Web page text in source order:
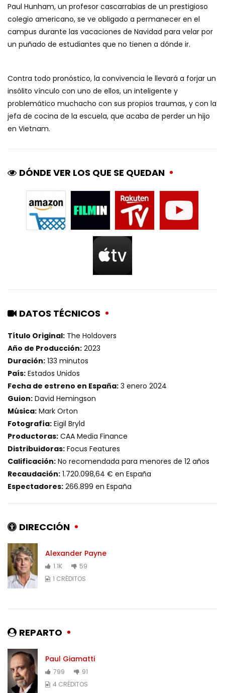
Paul Hunham, un profesor cascarrabias de un prestigioso
colegio americano, se ve obligado a permanecer en el
campus durante las vacaciones de Navidad para velar por
un puñado de estudiantes que no tienen a dónde ir.
Contra todo pronóstico, la convivencia le llevará a forjar un
insólito vínculo con uno de ellos, un inteligente y
problemático muchacho con sus propios traumas, y con la
jefa de cocina de la escuela, que acaba de perder un hijo
en Vietnam.
DÓNDE VER LOS QUE SE QUEDAN
DATOS TÉCNICOS
Título Original: The Holdovers
Año de Producción: 2023
Duración: 133 minutos
País: Estados Unidos
Fecha de estreno en España: 3 enero 2024
Guion: David Hemingson
Música: Mark Orton
Fotografía: Eigil Bryld
Productoras: CAA Media Finance
Distribuidoras: Focus Features
Calificación: No recomendada para menores de 12 años
Recaudación: 1.720.098,64 € en España
Espectadores: 266.899 en España
DIRECCIÓN
Alexander Payne
1.1K
59
1 CRÉDITOS
REPARTO
Paul Giamatti
799
91
4 CRÉDITOS